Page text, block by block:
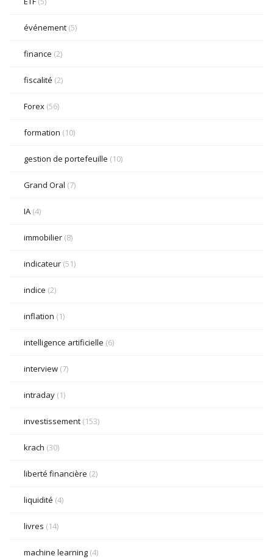
événement (5)
finance (2)
fiscalité (2)
Forex (56)
formation (10)
gestion de portefeuille (10)
Grand Oral (7)
IA (4)
immobilier (8)
indicateur (51)
indice (2)
inflation (1)
intelligence artificielle (6)
interview (7)
intraday (1)
investissement (153)
krach (30)
liberté financière (2)
liquidité (4)
livres (14)
machine learning (4)